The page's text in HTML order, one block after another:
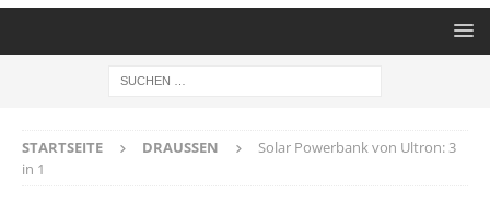
STARTSEITE DRAUSSEN
Solar Powerbank von Ultron: 3
in 1